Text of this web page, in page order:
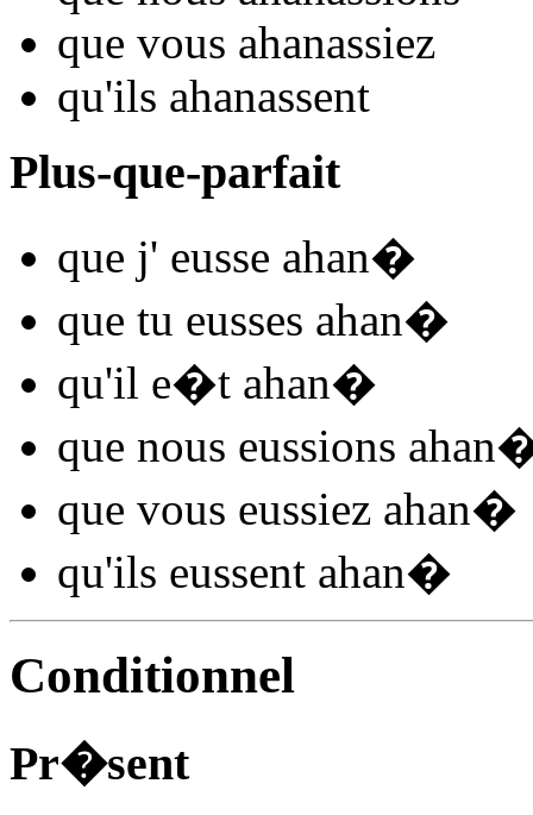
que vous ahanassiez
qu'ils ahanassent
Plus-que-parfait
que j' eusse ahan�
que tu eusses ahan�
qu'il e�t ahan�
que nous eussions ahan
que vous eussiez ahan�
qu'ils eussent ahan�
Conditionnel
Pr�sent